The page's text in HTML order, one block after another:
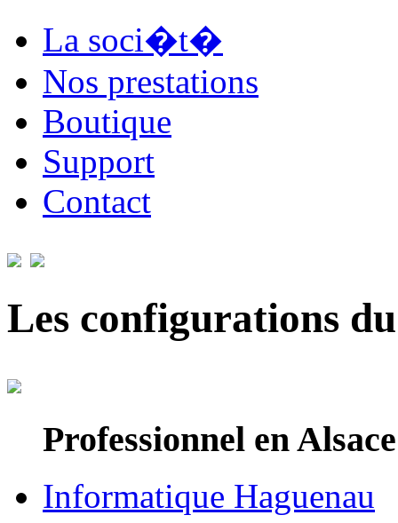
La soci�t�
Nos prestations
Boutique
Support
Contact
Les configurations
Professionnel en Alsace
Informatique Haguenau